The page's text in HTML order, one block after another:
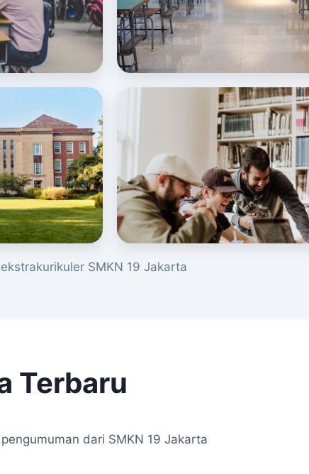
SMKN 19 Jakarta
Terbaru
dari SMKN 19 Jakarta